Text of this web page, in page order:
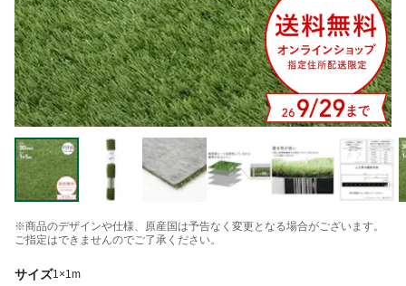
※商品のデザインや仕様、原産国は予告なく変更となる場合がございます。
ご指定はできませんのでご了承ください。
サイズ1×1m